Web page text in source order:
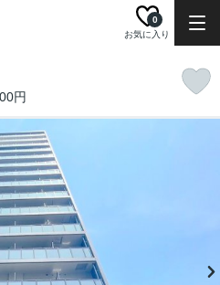
お気に入り
0
円